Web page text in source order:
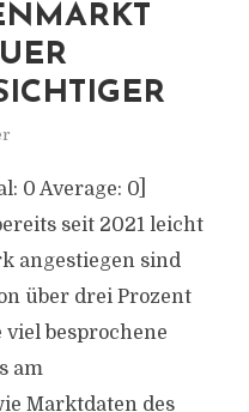
0 Average: 0]
seit 2021 leicht
angestiegen sind
über drei Prozent
besprochene
am
Marktdaten des